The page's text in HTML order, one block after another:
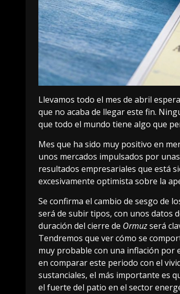
Llevamos todo el mes de abril
que no acaba de llegar este fin.
que todo el mundo tiene algo que
Mes que ha sido muy positivo en
unos mercados impulsados por
resultados empresariales que está
excesivamente optimista sobre la
Se confirma el cambio de sesgo de
será de subir tipos, con unos datos
duración del cierre de Ormuzserá
Tendremos que ver cómo se
muy probable con una inflación por
en comparar este periodo con el
sustanciales, el más importante es
el fuerte del patio en el sector